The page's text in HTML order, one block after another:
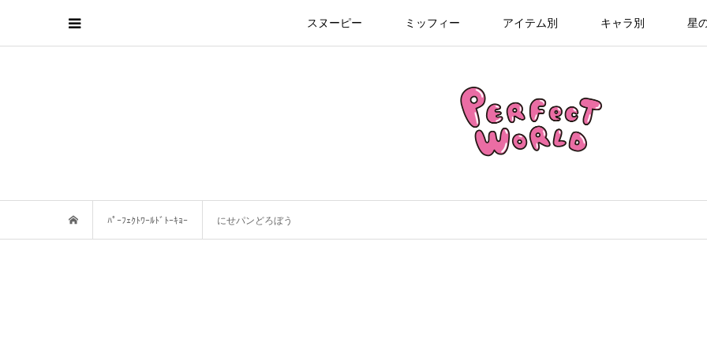
スヌーピー ミッフィー アイテム別 キャラ別 星
ﾊﾟｰﾌｪｸﾄﾜｰﾙﾄﾞﾄｰｷｮｰ にせパンどろぼう